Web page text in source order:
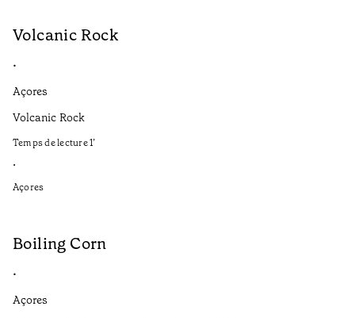
Volcanic Rock
•
Açores
Volcanic Rock
Temps de lecture1’
•
Açores
Boiling Corn
•
Açores